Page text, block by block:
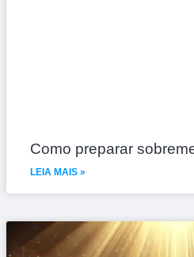
Como preparar
LEIA MAIS »